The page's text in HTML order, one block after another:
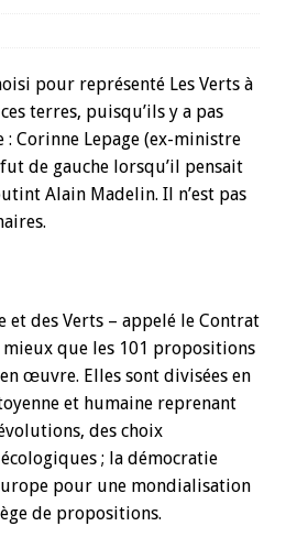
pour représenté Les Verts à
terres, puisqu’ils y a pas
Corinne Lepage (ex-ministre
de gauche lorsqu’il pensait
Alain Madelin. Il n’est pas
et des Verts – appelé le Contrat
mieux que les 101 propositions
œuvre. Elles sont divisées en
et humaine reprenant
des choix
; la démocratie
pour une mondialisation
de propositions.